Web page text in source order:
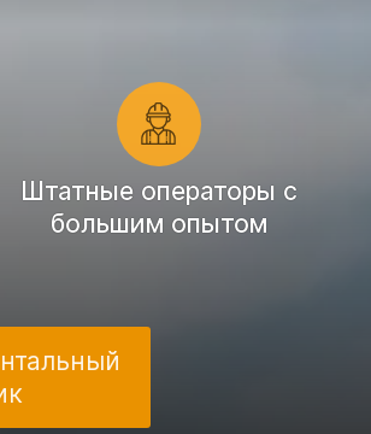
Штатные операторы с
большим опытом